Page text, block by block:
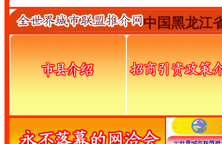
中国黑龙江